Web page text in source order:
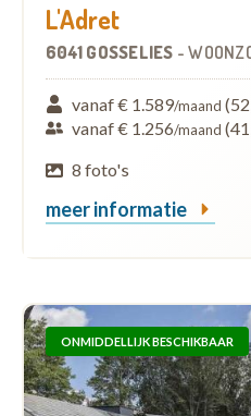
L'Adret
6041 GOSSELIES -
vanaf € 1.589/maand
vanaf € 1.256/maand
8 foto's
meer informatie
ONMIDDELLIJK BESCHIKBAAR